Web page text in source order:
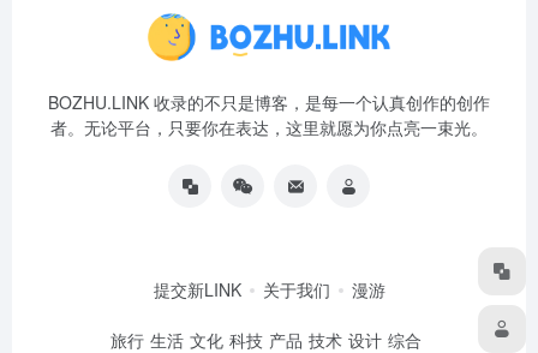
BOZHU.LINK 收录的不只是博客，是每一个认真创作的创作
者。无论平台，只要你在表达，这里就愿为你点亮一束光。
提交新LINK 关于我们 漫游
旅行 生活 文化 科技 产品 技术 设计 综合